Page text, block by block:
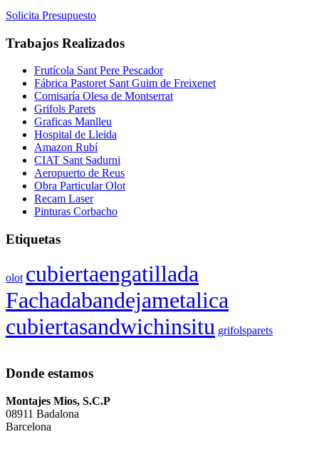
Solicita Presupuesto
Trabajos Realizados
Frutícola Sant Pere Pescador
Fábrica Pastoret Sant Guim de Freixenet
Comisaría Olesa de Montserrat
Grifols Parets
Graficas Manlleu
Hospital de Lleida
Amazon Rubí
CIAT Sant Sadurni
Aeropuerto de Reus
Obra Particular Olot
Recam Laser
Pinturas Corbacho
Etiquetas
olot cubiertaengatillada
Fachadabandejametalica
cubiertasandwichinsitu grifolsparets
Donde estamos
Montajes Mios, S.C.P
08911 Badalona
Barcelona